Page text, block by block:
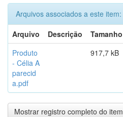
Arquivos associados a este item:
Arquivo
Descrição Tamanho
Produto
- Célia A
parecid
a.pdf
917,7 kB
Mostrar registro completo do item